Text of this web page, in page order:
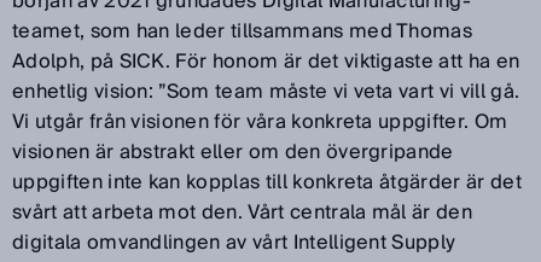
teamet, som han leder tillsammans med Thomas
Adolph, på SICK. För honom är det viktigaste att ha en
enhetlig vision: ”Som team måste vi veta vart vi vill gå.
Vi utgår från visionen för våra konkreta uppgifter. Om
visionen är abstrakt eller om den övergripande
uppgiften inte kan kopplas till konkreta åtgärder är det
svårt att arbeta mot den. Vårt centrala mål är den
digitala omvandlingen av vårt Intelligent Supply